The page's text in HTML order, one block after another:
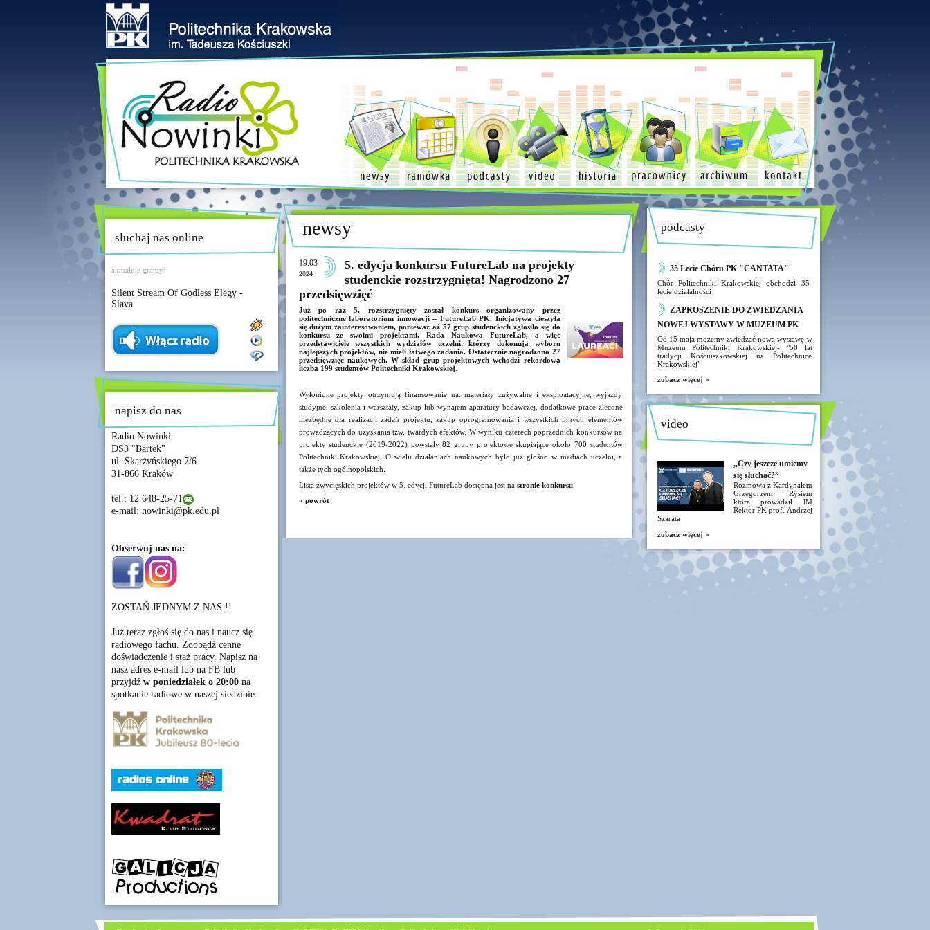
słuchaj nas online
aktualnie gramy:
Silent Stream Of Godless Elegy -
Slava
napisz do nas
Radio Nowinki
DS3 "Bartek"
ul. Skarżyńskiego 7/6
31-866 Kraków
tel.: 12 648-25-71
e-mail: nowinki@pk.edu.pl
Obserwuj nas na:
ZOSTAŃ JEDNYM Z NAS !!
Już teraz zgłoś się do nas i naucz się
radiowego fachu. Zdobądź cenne
doświadczenie i staż pracy. Napisz na
nasz adres e-mail lub na FB lub
przyjdź w poniedziałek o 20:00na
spotkanie radiowe w naszej siedzibie.
newsy
19.03
2024
5. edycja konkursu FutureLab na projekty
studenckie rozstrzygnięta! Nagrodzono 27
przedsięwzięć
Już po raz 5. rozstrzygnięty został konkurs organizowany przez
politechniczne laboratorium innowacji – FutureLab PK. Inicjatywa cieszyła
się dużym zainteresowaniem, ponieważ aż 57 grup studenckich zgłosiło się do
konkursu ze swoimi projektami. Rada Naukowa FutureLab, a więc
przedstawiciele wszystkich wydziałów uczelni, którzy dokonują wyboru
najlepszych projektów, nie mieli łatwego zadania. Ostatecznie nagrodzono 27
przedsięwzięć naukowych. W skład grup projektowych wchodzi rekordowa
liczba 199 studentów Politechniki Krakowskiej.
Wyłonione projekty otrzymują finansowanie na: materiały zużywalne i eksploatacyjne, wyjazdy
studyjne, szkolenia i warsztaty, zakup lub wynajem aparatury badawczej, dodatkowe prace zlecone
niezbędne dla realizacji zadań projektu, zakup oprogramowania i wszystkich innych elementów
prowadzących do uzyskania tzw. twardych efektów. W wyniku czterech poprzednich konkursów na
projekty studenckie (2019-2022) powstały 82 grupy projektowe skupiające około 700 studentów
Politechniki Krakowskiej. O wielu działaniach naukowych było już głośno w mediach uczelni, a
także tych ogólnopolskich.
Lista zwycięskich projektów w 5. edycji FutureLab dostępna jest na stronie konkursu.
« powrót
podcasty
35 Lecie Chóru PK "CANTATA"
Chór Politechniki Krakowskiej obchodzi 35-
lecie działalności
ZAPROSZENIE DO ZWIEDZANIA
NOWEJ WYSTAWY W MUZEUM PK
Od 15 maja możemy zwiedzać nową wystawę w
Muzeum Politechniki Krakowskiej- "50 lat
tradycji Kościuszkowskiej na Politechnice
Krakowskiej"
zobacz więcej »
video
„Czy jeszcze umiemy
się słuchać?”
Rozmowa z Kardynałem
Grzegorzem Rysiem
którą prowadził JM
Rektor PK prof. Andrzej
Szarata
zobacz więcej »